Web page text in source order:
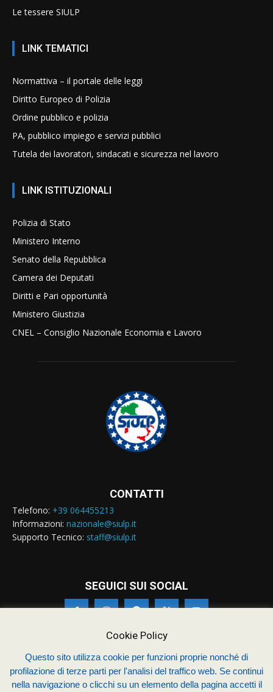
Le tessere SIULP
LINK TEMATICI
Normattiva – il portale delle leggi
Diritto Europeo di Polizia
Ordine pubblico e polizia
PA, pubblico impiego e servizi pubblici
Tutela dei lavoratori, sindacati e sicurezza nel lavoro
LINK ISTITUZIONALI
Polizia di Stato
Ministero Interno
Senato della Repubblica
Camera dei Deputati
Diritti e Pari opportunità
Ministero Giustizia
CNEL – Consiglio Nazionale Economia e Lavoro
CONTATTI
Telefono: +39 064455213
Informazioni: nazionale@siulp.it
Supporto Tecnico: staff@siulp.it
SEGUICI SUI SOCIAL
© Siulp 2026 - C.F.97014000588 - Realizzato dastudio4s.com
Cookie Policy
Questo sito utilizza cookie per funzioni proprie nonché di
profilazione di terze parti per l'analisi del traffico web. Se continui
nella navigazione o clicchi su un elemento della pagina accetti il